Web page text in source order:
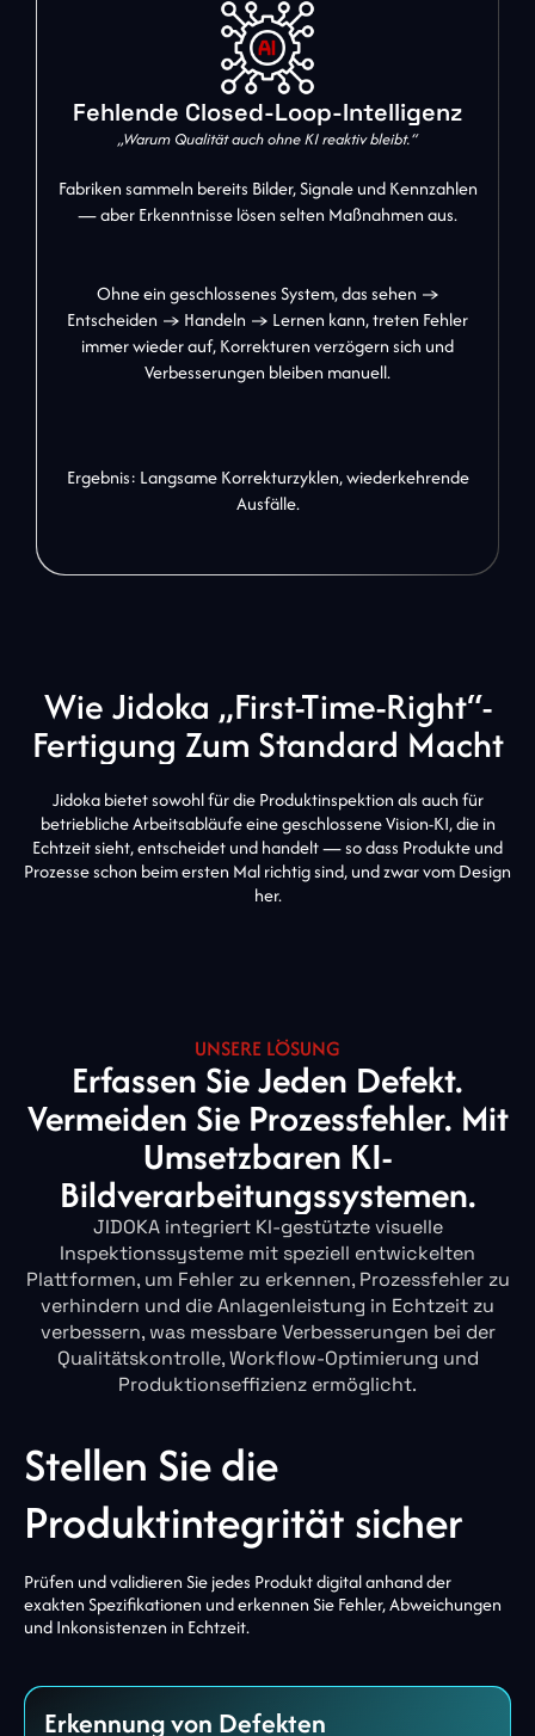
Fehlende Closed-Loop-Intelligenz
„Warum Qualität auch ohne KI reaktiv bleibt.“
Fabriken sammeln bereits Bilder, Signale und Kennzahlen
— aber Erkenntnisse lösen selten Maßnahmen aus.
Ohne ein geschlossenes System, das sehen →
Entscheiden → Handeln → Lernen kann, treten Fehler
immer wieder auf, Korrekturen verzögern sich und
Verbesserungen bleiben manuell.
Ergebnis: Langsame Korrekturzyklen, wiederkehrende
Ausfälle.
Wie Jidoka „First-Time-Right“-
Fertigung Zum Standard Macht
Jidoka bietet sowohl für die Produktinspektion als auch für
betriebliche Arbeitsabläufe eine geschlossene Vision-KI, die in
Echtzeit sieht, entscheidet und handelt — so dass Produkte und
Prozesse schon beim ersten Mal richtig sind, und zwar vom Design
her.
UNSERE LÖSUNG
Erfassen Sie Jeden Defekt.
Vermeiden Sie Prozessfehler. Mit
Umsetzbaren KI-
Bildverarbeitungssystemen.
JIDOKA integriert KI-gestützte visuelle
Inspektionssysteme mit speziell entwickelten
Plattformen, um Fehler zu erkennen, Prozessfehler zu
verhindern und die Anlagenleistung in Echtzeit zu
verbessern, was messbare Verbesserungen bei der
Qualitätskontrolle, Workflow-Optimierung und
Produktionseffizienz ermöglicht.
Stellen Sie die
Produktintegrität sicher
Prüfen und validieren Sie jedes Produkt digital anhand der
exakten Spezifikationen und erkennen Sie Fehler, Abweichungen
und Inkonsistenzen in Echtzeit.
Erkennung von Defekten